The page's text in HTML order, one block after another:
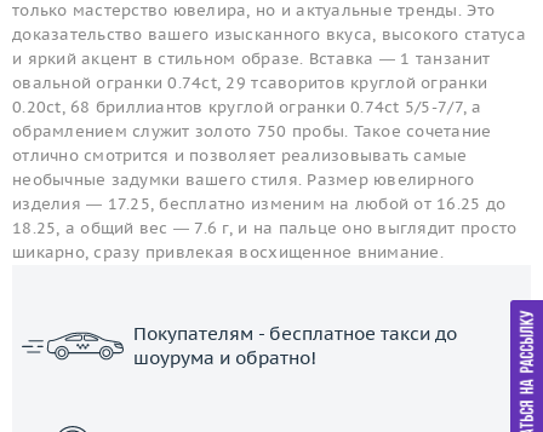
только мастерство ювелира, но и актуальные тренды. Это
доказательство вашего изысканного вкуса, высокого статуса
и яркий акцент в стильном образе. Вставка — 1 танзанит
овальной огранки 0.74ct, 29 тсаворитов круглой огранки
0.20ct, 68 бриллиантов круглой огранки 0.74ct 5/5-7/7, а
обрамлением служит золото 750 пробы. Такое сочетание
отлично смотрится и позволяет реализовывать самые
необычные задумки вашего стиля. Размер ювелирного
изделия — 17.25, бесплатно изменим на любой от 16.25 до
18.25, а общий вес — 7.6 г, и на пальце оно выглядит просто
шикарно, сразу привлекая восхищенное внимание.
Покупателям - бесплатное такси до
шоурума и обратно!